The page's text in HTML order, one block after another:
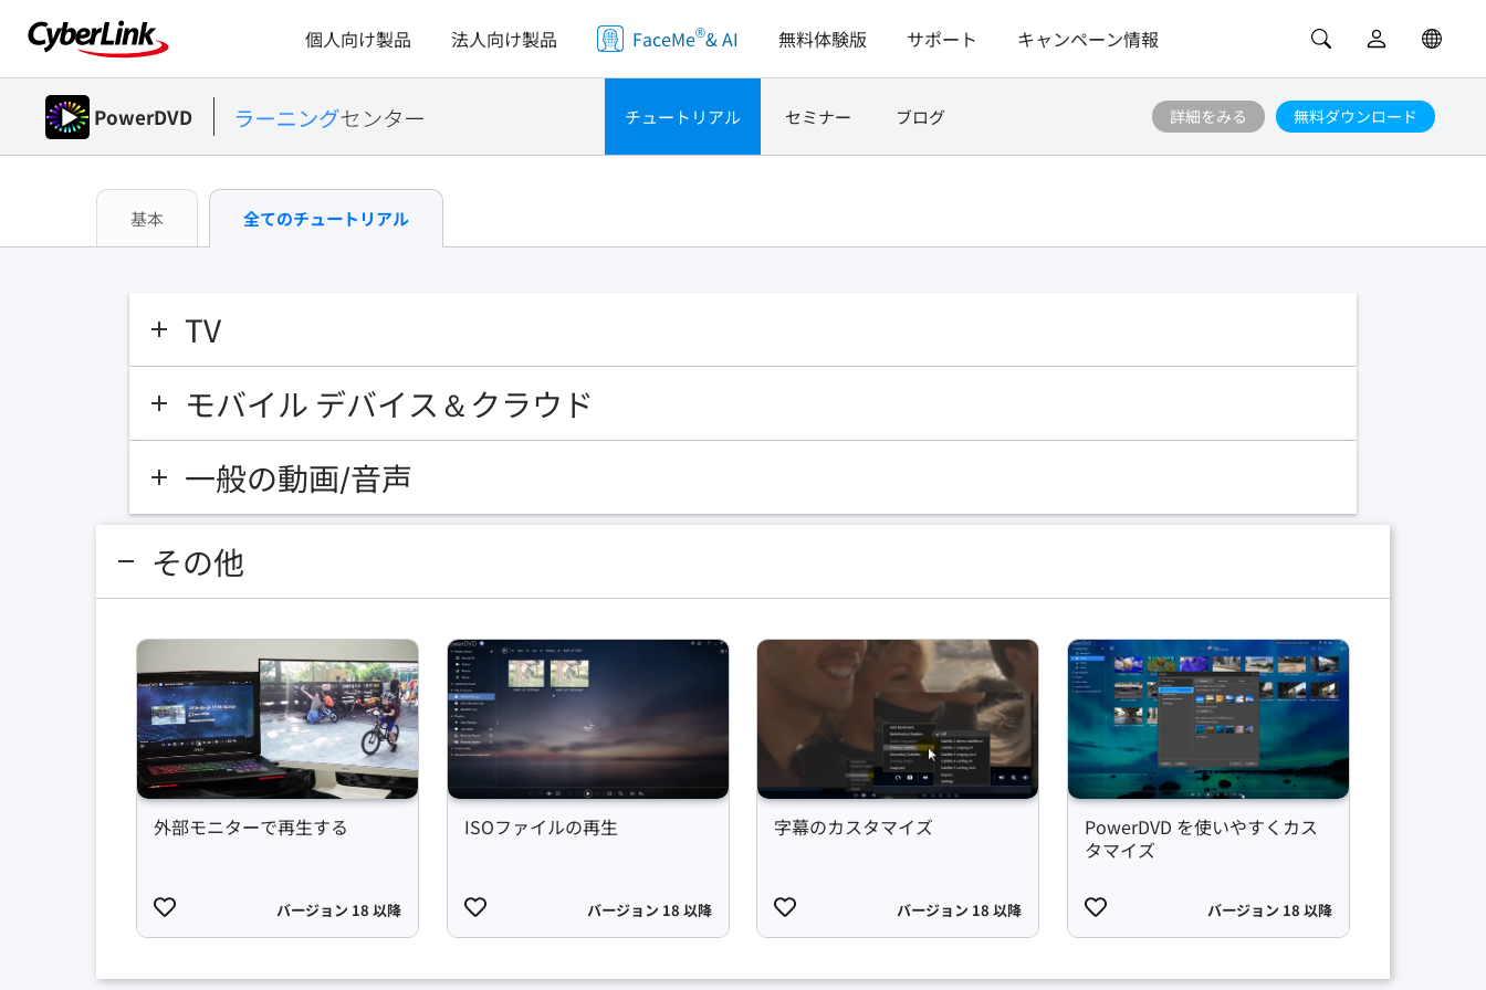
個人向け製品 法人向け製品 FaceMe®& AI 無料体験版 サポート キャンペーン情報
PowerDVD チュートリアル セミナー ブログ 詳細をみる 無料ダウンロード
基本 全てのチュートリアル
TV
モバイル デバイス＆クラウド
一般の動画/音声
その他
外部モニターで再生する
バージョン 18 以降
ISOファイルの再生
バージョン 18 以降
字幕のカスタマイズ
バージョン 18 以降
PowerDVD を使いやすくカス
タマイズ
バージョン 18 以降